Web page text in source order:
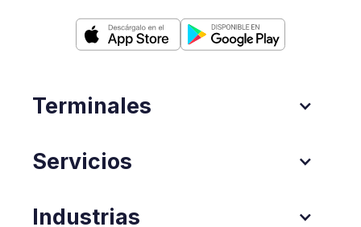
Terminales
Servicios
Industrias